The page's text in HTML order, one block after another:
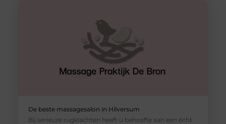
De beste massagesalon in Hilversum
Bij serieuze rugklachten heeft u behoefte aan een écht